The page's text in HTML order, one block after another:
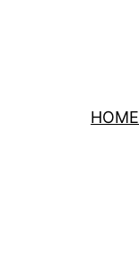
HOME